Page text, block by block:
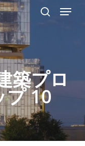
Menu
築プロ
プ 10